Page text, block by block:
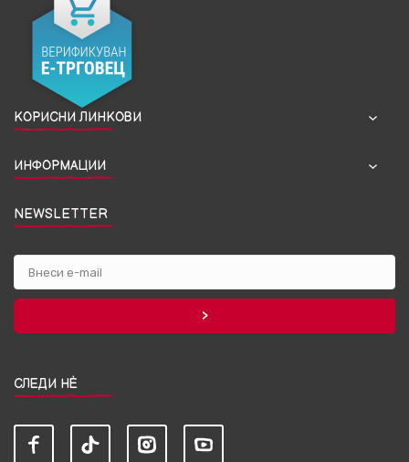
КОРИСНИ ЛИНКОВИ
ИНФОРМАЦИИ
NEWSLETTER
СЛЕДИ НЀ